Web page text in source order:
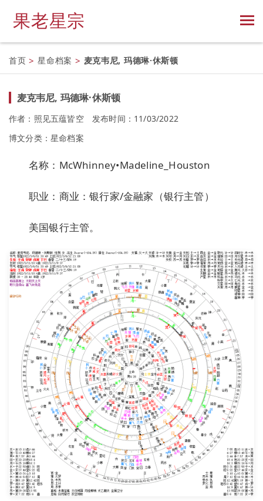
果老星宗
首页 > 星命档案 > 麦克韦尼, 玛德琳·休斯顿
麦克韦尼, 玛德琳·休斯顿
作者：照见五蕴皆空
发布时间：11/03/2022
博文分类： 星命档案
名称：McWhinney•Madeline_Houston
职业：商业：银行家/金融家（银行主管）
美国银行主管。